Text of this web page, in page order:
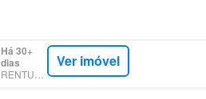
Há 30+
dias
RENTUMO
Ver imóvel